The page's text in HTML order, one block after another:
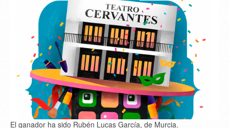
El ganador ha sido Rubén Lucas García, de Murcia.